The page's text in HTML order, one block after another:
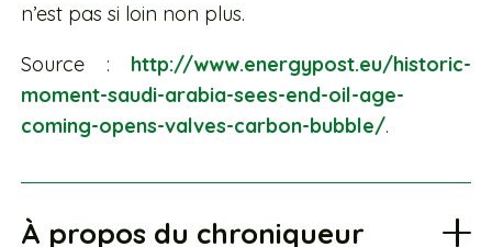
n’est pas si loin non plus.
Source : http://www.energypost.eu/historic-
moment-saudi-arabia-sees-end-oil-age-
coming-opens-valves-carbon-bubble/.
À propos du chroniqueur